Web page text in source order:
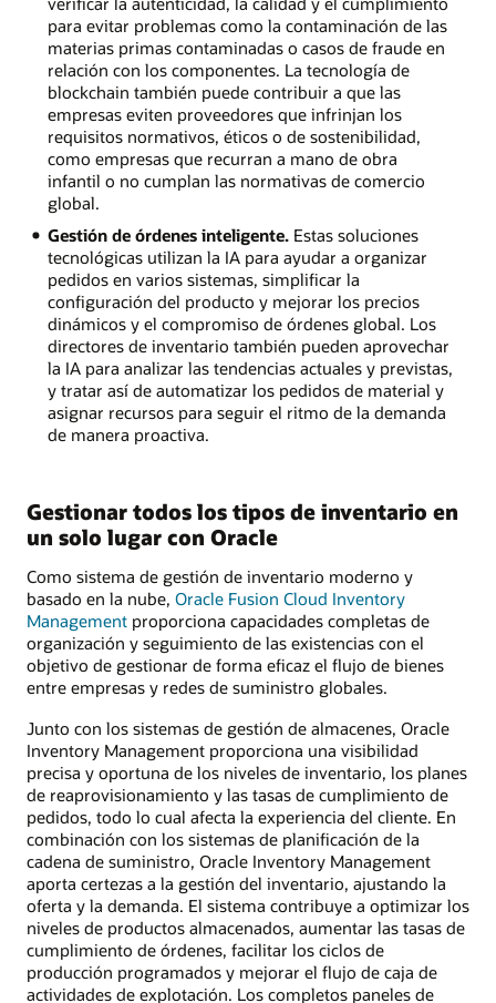
para evitar problemas como la contaminación de las
materias primas contaminadas o casos de fraude en
relación con los componentes. La tecnología de
blockchain también puede contribuir a que las
empresas eviten proveedores que infrinjan los
requisitos normativos, éticos o de sostenibilidad,
como empresas que recurran a mano de obra
infantil o no cumplan las normativas de comercio
global.
Gestión de órdenes inteligente.Estas soluciones
tecnológicas utilizan la IA para ayudar a organizar
pedidos en varios sistemas, simplificar la
configuración del producto y mejorar los precios
dinámicos y el compromiso de órdenes global. Los
directores de inventario también pueden aprovechar
la IA para analizar las tendencias actuales y previstas,
y tratar así de automatizar los pedidos de material y
asignar recursos para seguir el ritmo de la demanda
de manera proactiva.
Gestionar todos los tipos de inventario en
un solo lugar con Oracle
Como sistema de gestión de inventario moderno y
basado en la nube, Oracle Fusion Cloud Inventory
Management proporciona capacidades completas de
organización y seguimiento de las existencias con el
objetivo de gestionar de forma eficaz el flujo de bienes
entre empresas y redes de suministro globales.
Junto con los sistemas de gestión de almacenes, Oracle
Inventory Management proporciona una visibilidad
precisa y oportuna de los niveles de inventario, los planes
de reaprovisionamiento y las tasas de cumplimiento de
pedidos, todo lo cual afecta la experiencia del cliente. En
combinación con los sistemas de planificación de la
cadena de suministro, Oracle Inventory Management
aporta certezas a la gestión del inventario, ajustando la
oferta y la demanda. El sistema contribuye a optimizar los
niveles de productos almacenados, aumentar las tasas de
cumplimiento de órdenes, facilitar los ciclos de
producción programados y mejorar el flujo de caja de
actividades de explotación. Los completos paneles de